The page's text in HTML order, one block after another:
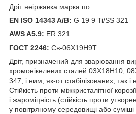
Дріт неіржавка марка по:
EN ISO 14343 A/B: G 19 9 Ti/SS 321
AWS A5.9: ER 321
ГОСТ 2246: Св-06Х19Н9Т
Дріт, призначений для зварювання
хромонікелевих сталей 03Х18Н10,
347, і ним, як-от стабілізованих, так і
Стійкість проти міжкристалітної
і жароміцність (стійкість проти
у повітряному середовищі або суміші